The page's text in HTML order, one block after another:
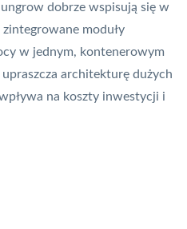
dobrze wspisują się w
moduły
w jednym, kontenerowym
architekturę dużych
na koszty inwestycji i